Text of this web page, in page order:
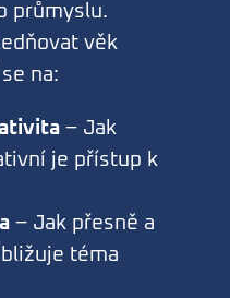
průmyslu.
věk
na:
– Jak
je přístup k
– Jak přesně a
téma